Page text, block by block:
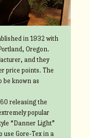
in 1932 with
Oregon.
and they
price points. The
be known as
releasing the
popular
“Danner Light”
use Gore-Tex in a